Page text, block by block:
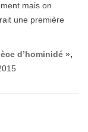
mais on
une première
d’hominidé »,